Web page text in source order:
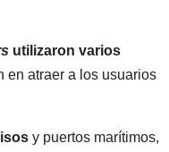
utilizaron varios
en atraer a los usuarios
y puertos marítimos,